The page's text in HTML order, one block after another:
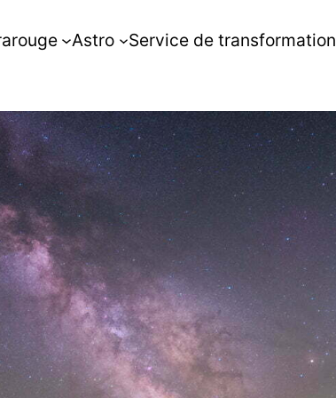
Astro Service de transformation